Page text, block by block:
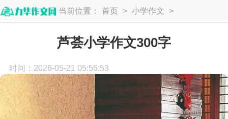
当前位置： 首页 > 小学作文 >
芦荟小学作文300字
时间：2026-05-21 05:56:53